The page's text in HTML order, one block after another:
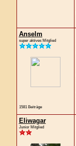
Anselm
super aktives Mitglied
1581 Beiträge
Eliwagar
Junior Mitglied